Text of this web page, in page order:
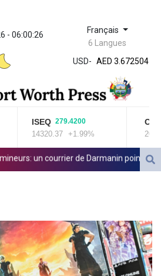
- 06:00:26 Français
6 Langues
USD-
ZWL 321.999592
AED 3.672504
AED 3.672504
AFN
ALL 80.629676
AMD
1499.000367
BBD 2.00813
BDT 123.418242
BHD 0.375989
BIF 2985.079791
ISEQ 279.4200
14320.37 +1.99%
un courrier de Darmanin pointe les